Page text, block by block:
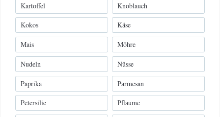
Kartoffel Knoblauch
Kokos Käse
Mais Möhre
Nudeln Nüsse
Paprika Parmesan
Petersilie Pflaume